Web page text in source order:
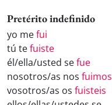
Pretérito indefinido
yo mefui
tú tefuiste
él/ella/usted sefue
nosotros/as nos fuimos
vosotros/as os fuisteis